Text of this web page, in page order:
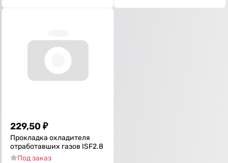
229,50 ₽
Прокладка охладителя
отработавших газов ISF2.8
Под заказ